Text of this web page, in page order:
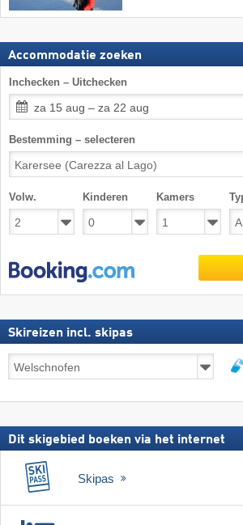
Accommodatie zoeken
Inchecken – Uitchecken
za 15 aug – za 22 aug
Bestemming – selecteren
Volw. Kinderen Kamers
Skireizen incl. skipas
incl.
Dit skigebied boeken via het internet
Skipas